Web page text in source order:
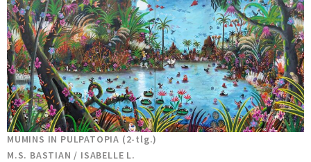
MUMINS IN PULPATOPIA (2-tlg.)
M.S. BASTIAN / ISABELLE L.